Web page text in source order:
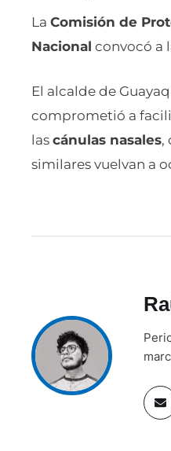
La Comisión de
Nacional convocó a
El alcalde de
comprometió a
las cánulas nasales,
similares vuelvan a